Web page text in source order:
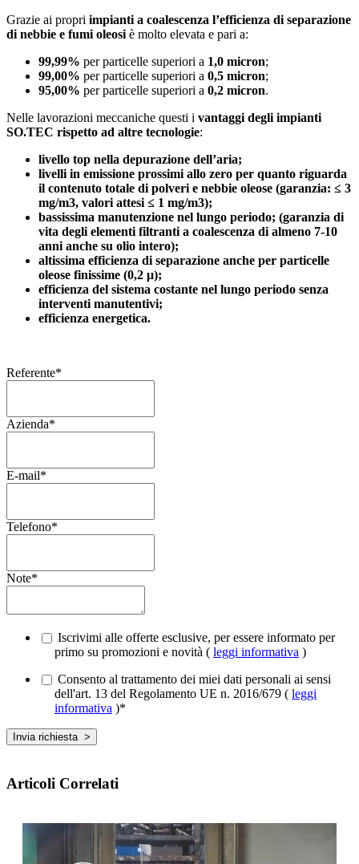
Grazie ai propri impianti a coalescenza l’efficienza di separazione
di nebbie e fumi oleosi è molto elevata e pari a:
99,99% per particelle superiori a 1,0 micron;
99,00% per particelle superiori a 0,5 micron;
95,00% per particelle superiori a 0,2 micron.
Nelle lavorazioni meccaniche questi i vantaggi degli impianti
SO.TEC rispetto ad altre tecnologie:
livello top nella depurazione dell’aria;
livelli in emissione prossimi allo zero per quanto riguarda
il contenuto totale di polveri e nebbie oleose (garanzia: ≤ 3
mg/m3, valori attesi ≤ 1 mg/m3);
bassissima manutenzione nel lungo periodo; (garanzia di
vita degli elementi filtranti a coalescenza di almeno 7-10
anni anche su olio intero);
altissima efficienza di separazione anche per particelle
oleose finissime (0,2 μ);
efficienza del sistema costante nel lungo periodo senza
interventi manutentivi;
efficienza energetica.
Referente*
Azienda*
E-mail*
Telefono*
Note*
Iscrivimi alle offerte esclusive, per essere informato per
primo su promozioni e novità ( leggi informativa )
Consento al trattamento dei miei dati personali ai sensi
dell'art. 13 del Regolamento UE n. 2016/679 ( leggi
informativa )*
Articoli Correlati